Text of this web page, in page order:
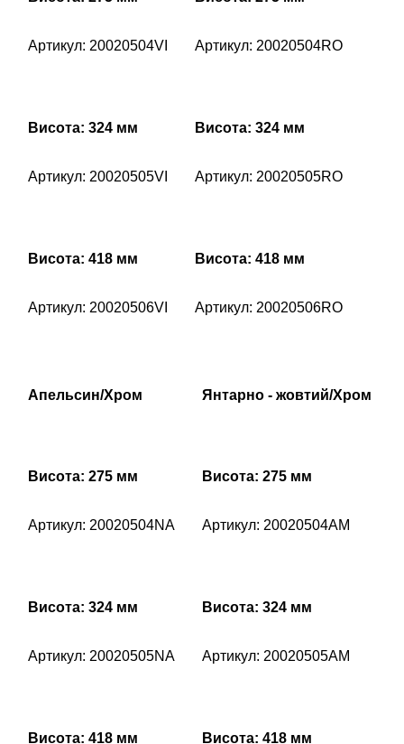
Артикул: 20020504VI
Висота: 324 мм
Артикул: 20020505VI
Висота: 418 мм
Артикул: 20020506VI
Артикул: 20020504RO
Висота: 324 мм
Артикул: 20020505RO
Висота: 418 мм
Артикул: 20020506RO
Апельсин/Хром
Висота: 275 мм
Артикул: 20020504NA
Висота: 324 мм
Артикул: 20020505NA
Висота: 418 мм
Янтарно - жовтий/Хром
Висота: 275 мм
Артикул: 20020504AM
Висота: 324 мм
Артикул: 20020505AM
Висота: 418 мм